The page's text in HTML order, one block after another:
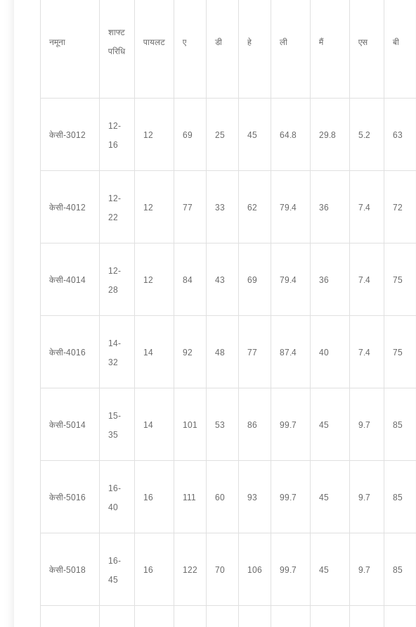
नमूना
शाफ्ट
परिधि
पायलट ए डी हे ली मैं एस बी
केसी-3012
12-
16
12 69 25 45 64.8 29.8 5.2 63
केसी-4012
12-
22
12 77 33 62 79.4 36 7.4 72
केसी-4014
12-
28
12 84 43 69 79.4 36 7.4 75
केसी-4016
14-
32
14 92 48 77 87.4 40 7.4 75
केसी-5014
15-
35
14 101 53 86 99.7 45 9.7 85
केसी-5016
16-
40
16 111 60 93 99.7 45 9.7 85
केसी-5018
16-
45
16 122 70 106 99.7 45 9.7 85